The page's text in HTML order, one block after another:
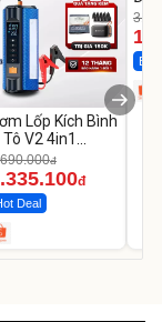
Lốp Kích Bình
Tô V2 4in1
–
đ
đ
Deal